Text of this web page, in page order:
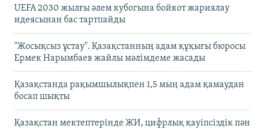
UEFA 2030 жылғы әлем кубогына бойкот жариялау
идеясынан бас тартпайды
"Жосықсыз ұстау". Қазақстанның адам құқығы бюросы
Ермек Нарымбаев жайлы мәлімдеме жасады
Қазақстанда рақымшылықпен 1,5 мың адам қамаудан
босап шықты
Қазақстан мектептерінде ЖИ, цифрлық қауіпсіздік пән